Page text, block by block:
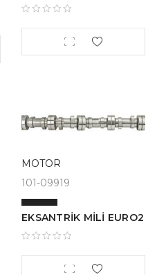
MOTOR
101-09919
EKSANTRİK MİLİ EURO2